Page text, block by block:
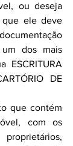
ou deseja
que ele deve
dos mais
ESCRITURA
DE
que contém
com os